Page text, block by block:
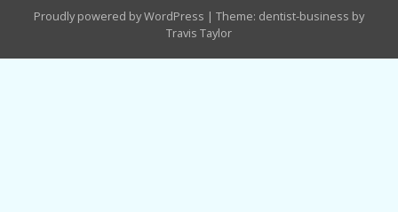
Proudly powered by WordPress | Theme: dentist-business by
Travis Taylor